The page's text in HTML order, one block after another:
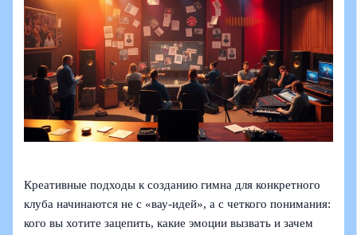
Креативные подходы к созданию гимна для конкретного
клуба начинаются не с «вау-идей», а с четкого понимания:
кого вы хотите зацепить, какие эмоции вызвать и зачем